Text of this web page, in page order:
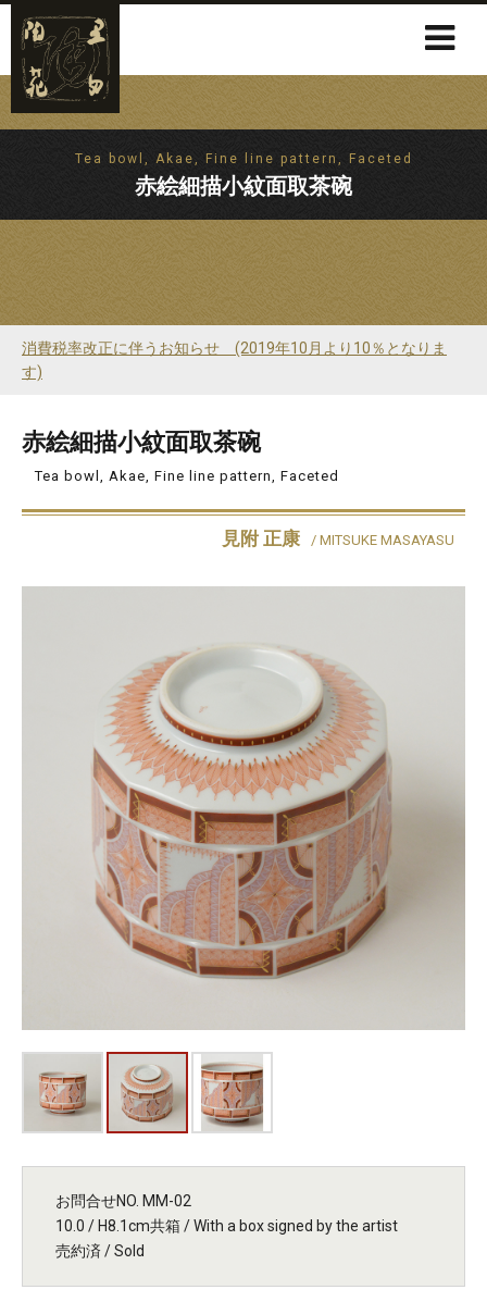
Tea bowl, Akae, Fine line pattern, Faceted
赤絵細描小紋面取茶碗
消費税率改正に伴うお知らせ (2019年10月より10％となりま
す)
赤絵細描小紋面取茶碗
Tea bowl, Akae, Fine line pattern, Faceted
見附 正康 / MITSUKE MASAYASU
お問合せNO. MM-02
10.0 / H8.1cm共箱 / With a box signed by the artist
売約済 / Sold